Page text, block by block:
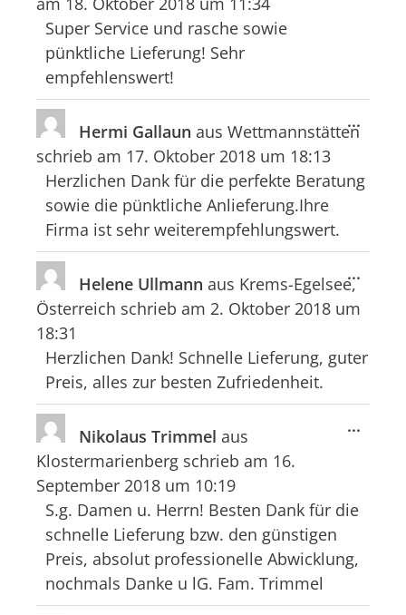
Super Service und rasche sowie
pünktliche Lieferung! Sehr
empfehlenswert!
Hermi Gallaun aus Wettmannstätten
schrieb am 17. Oktober 2018 um 18:13
Herzlichen Dank für die perfekte Beratung
sowie die pünktliche Anlieferung.Ihre
Firma ist sehr weiterempfehlungswert.
...
Helene Ullmann aus Krems-Egelsee,
Österreich schrieb am 2. Oktober 2018 um
18:31
Herzlichen Dank! Schnelle Lieferung, guter
Preis, alles zur besten Zufriedenheit.
...
Nikolaus Trimmel aus
Klostermarienberg schrieb am 16.
September 2018 um 10:19
S.g. Damen u. Herrn! Besten Dank für die
schnelle Lieferung bzw. den günstigen
Preis, absolut professionelle Abwicklung,
nochmals Danke u lG. Fam. Trimmel
...